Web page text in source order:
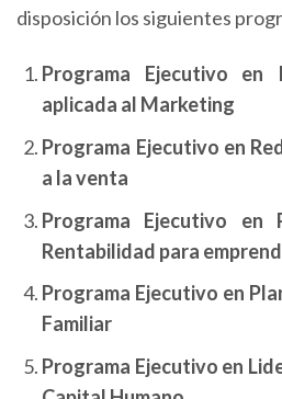
disposición los siguientes
Programa Ejecutivo en
aplicada al Marketing
Programa Ejecutivo en
a la venta
Programa Ejecutivo en
Rentabilidad para
Programa Ejecutivo en
Familiar
Programa Ejecutivo en